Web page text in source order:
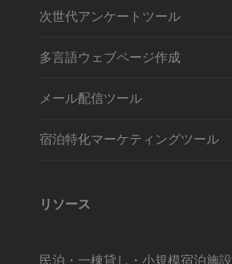
次世代アンケートツール
多言語ウェブページ作成
メール配信ツール
宿泊特化マーケティングツール
リソース
民泊・一棟貸し・小規模宿泊施設